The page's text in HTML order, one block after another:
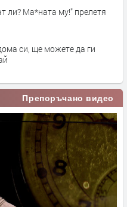
ли? Ма*ната му!" прелетя
си, ще можете да ги
Препоръчано видео